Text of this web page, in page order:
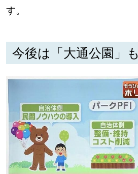
す。
今後は「大通公園」も